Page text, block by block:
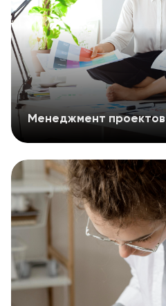
Менеджмент проектов